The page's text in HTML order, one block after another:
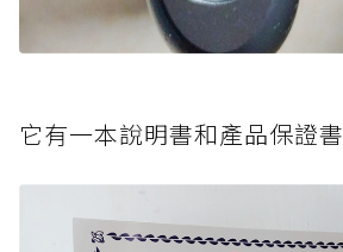
它有一本說明書和產品保證書